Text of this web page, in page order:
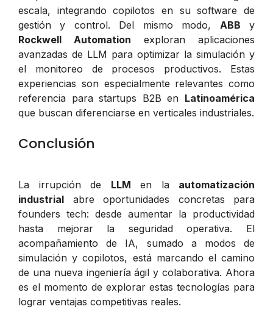
escala, integrando copilotos en su software de
gestión y control. Del mismo modo, ABB y
Rockwell Automation exploran aplicaciones
avanzadas de LLM para optimizar la simulación y
el monitoreo de procesos productivos. Estas
experiencias son especialmente relevantes como
referencia para startups B2B en Latinoamérica
que buscan diferenciarse en verticales industriales.
Conclusión
La irrupción de LLM en la automatización
industrial abre oportunidades concretas para
founders tech: desde aumentar la productividad
hasta mejorar la seguridad operativa. El
acompañamiento de IA, sumado a modos de
simulación y copilotos, está marcando el camino
de una nueva ingeniería ágil y colaborativa. Ahora
es el momento de explorar estas tecnologías para
lograr ventajas competitivas reales.